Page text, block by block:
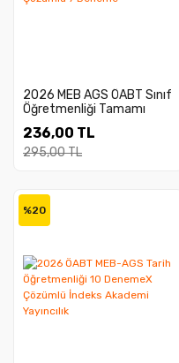
2026 MEB AGS ÖABT Sınıf
Öğretmenliği Tamamı
236,00 TL
295,00 TL
%20